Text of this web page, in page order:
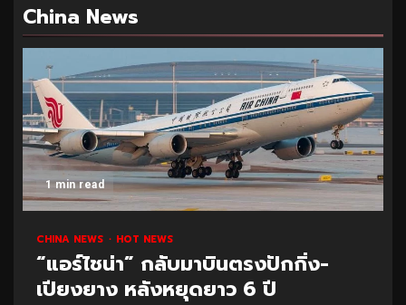
China News
1 min read
CHINA NEWS HOT NEWS
“แอร์ไชน่า” กลับมาบินตรงปักกิ่ง-
เปียงยาง หลังหยุดยาว 6 ปี